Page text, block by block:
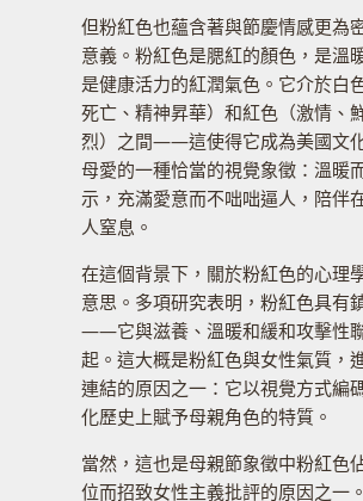
但粉紅色也蘊含著與節慶情感更為
意義。粉紅色是腮紅的顏色，是溫
是健康活力的紅潤氣色。它介於白
死亡、精神昇華）和紅色（激情、
烈）之間——這使得它成為美國文
母愛的一種恰當的視覺象徵：溫暖
示，充滿愛意而不咄咄逼人，陪伴
人窒息。
在這個背景下，關於粉紅色的心理
意思。多項研究表明，粉紅色具有
——它與滋養、溫暖和緩和攻擊性
起。這大概是粉紅色與女性氣質，
連結的原因之一：它以視覺方式編
化歷史上賦予母親角色的特質。
當然，這也是母親節象徵中粉紅色
位而招致女性主義批評的原因之一